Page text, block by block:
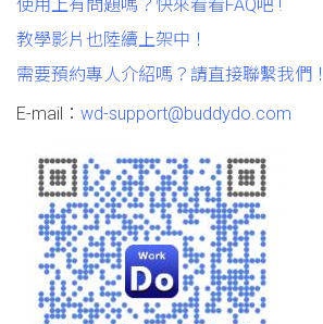
使用上有問題嗎？快來看看FAQ吧 !
教學影片也陸續上架中！
需要預約專人介紹嗎？請直接聯繫我們！
E-mail： wd-support@buddydo.com